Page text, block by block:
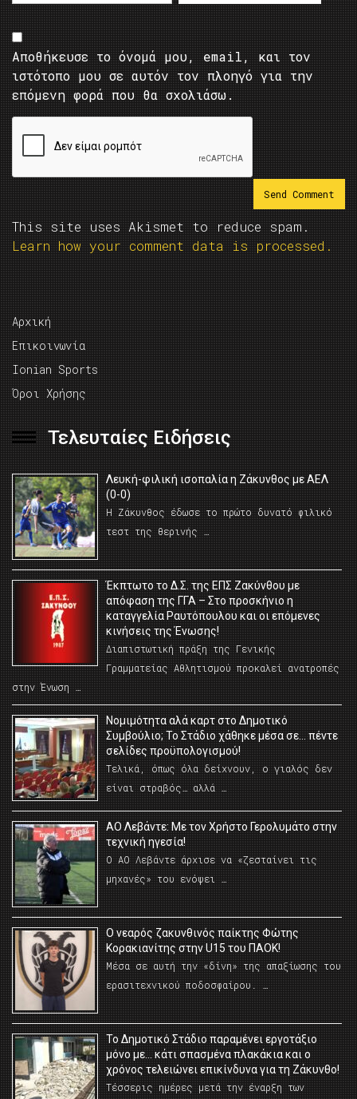
Αποθήκευσε το όνομά μου, email, και τον
ιστότοπο μου σε αυτόν τον πλοηγό για την
επόμενη φορά που θα σχολιάσω.
This site uses Akismet to reduce spam.
Learn how your comment data is processed.
Αρχική
Επικοινωνία
Ionian Sports
Όροι Χρήσης
Τελευταίες Ειδήσεις
Λευκή-φιλική ισοπαλία η Ζάκυνθος με ΑΕΛ
(0-0)
Η Ζάκυνθος έδωσε το πρώτο δυνατό φιλικό
τεστ της θερινής …
Έκπτωτο το Δ.Σ. της ΕΠΣ Ζακύνθου με
απόφαση της ΓΓΑ – Στο προσκήνιο η
καταγγελία Ραυτόπουλου και οι επόμενες
κινήσεις της Ένωσης!
Διαπιστωτική πράξη της Γενικής
Γραμματείας Αθλητισμού προκαλεί ανατροπές
στην Ένωση …
Νομιμότητα αλά καρτ στο Δημοτικό
Συμβούλιο; Το Στάδιο χάθηκε μέσα σε… πέντε
σελίδες προϋπολογισμού!
Τελικά, όπως όλα δείχνουν, ο γιαλός δεν
είναι στραβός… αλλά …
ΑΟ Λεβάντε: Με τον Χρήστο Γερολυμάτο στην
τεχνική ηγεσία!
Ο ΑΟ Λεβάντε άρχισε να «ζεσταίνει τις
μηχανές» του ενόψει …
O νεαρός ζακυνθινός παίκτης Φώτης
Κορακιανίτης στην U15 του ΠΑΟΚ!
Μέσα σε αυτή την «δίνη» της απαξίωσης του
ερασιτεχνικού ποδοσφαίρου. …
Το Δημοτικό Στάδιο παραμένει εργοτάξιο
μόνο με… κάτι σπασμένα πλακάκια και ο
χρόνος τελειώνει επικίνδυνα για τη Ζάκυνθο!
Τέσσερις ημέρες μετά την έναρξη των